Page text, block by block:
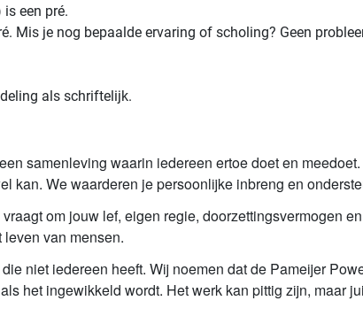
een pré.
Mis je nog bepaalde ervaring of scholing? Geen
als schriftelijk.
samenleving waarin iedereen ertoe doet en
kan. We waarderen je persoonlijke inbreng en
om jouw lef, eigen regie, doorzettingsvermogen
van mensen.
niet iedereen heeft. Wij noemen dat de Pameijer
het ingewikkeld wordt. Het werk kan pittig zijn, maar